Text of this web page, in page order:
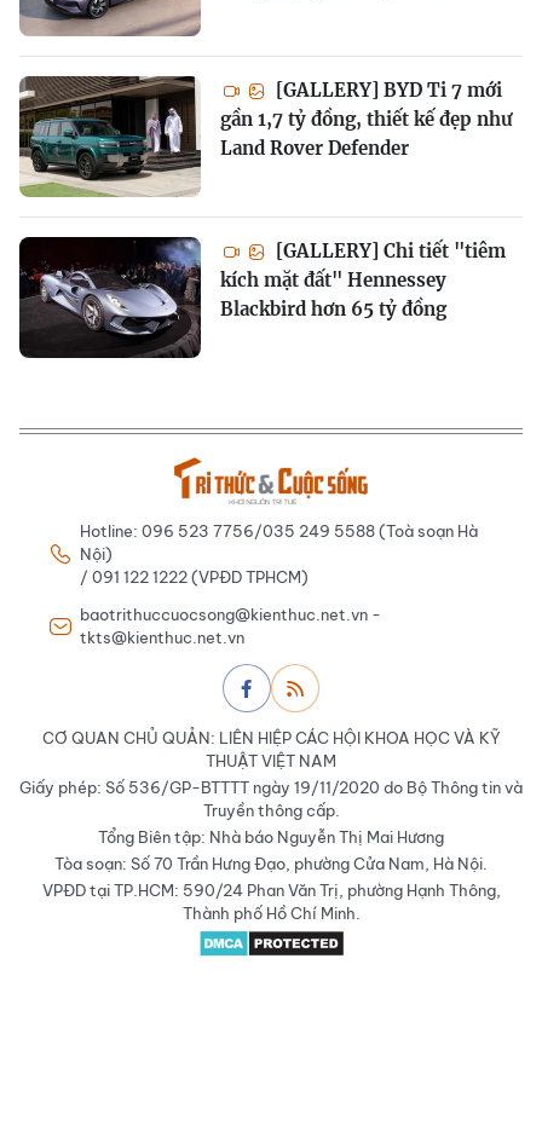
[GALLERY] BYD Ti 7 mới
gần 1,7 tỷ đồng, thiết kế đẹp như
Land Rover Defender
[GALLERY] Chi tiết "tiêm
kích mặt đất" Hennessey
Blackbird hơn 65 tỷ đồng
Hotline: 096 523 7756/035 249 5588 (Toà soạn Hà
Nội)
/ 091 122 1222 (VPĐD TPHCM)
baotrithuccuocsong@kienthuc.net.vn -
tkts@kienthuc.net.vn
CƠ QUAN CHỦ QUẢN: LIÊN HIỆP CÁC HỘI KHOA HỌC VÀ KỸ
THUẬT VIỆT NAM
Giấy phép: Số 536/GP-BTTTT ngày 19/11/2020 do Bộ Thông tin và
Truyền thông cấp.
Tổng Biên tập: Nhà báo Nguyễn Thị Mai Hương
Tòa soạn: Số 70 Trần Hưng Đạo, phường Cửa Nam, Hà Nội.
VPĐD tại TP.HCM: 590/24 Phan Văn Trị, phường Hạnh Thông,
Thành phố Hồ Chí Minh.